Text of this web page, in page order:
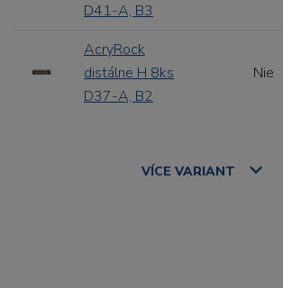
D41-A, B3
AcryRock
distálne H 8ks
D37-A, B2
Nie
VÍCE VARIANT